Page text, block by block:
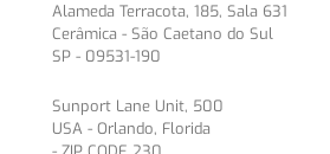
Alameda Terracota, 185, Sala 631
Cerâmica - São Caetano do Sul
SP - 09531-190
Sunport Lane Unit, 500
USA - Orlando, Florida